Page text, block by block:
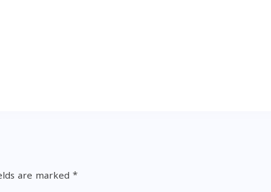
are marked *